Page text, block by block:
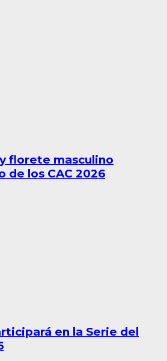
florete masculino
de los CAC 2026
en la Serie del